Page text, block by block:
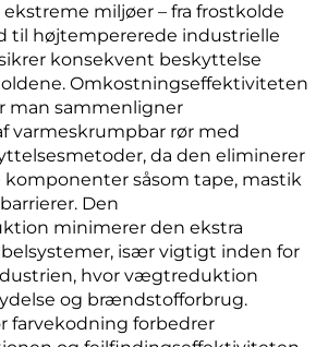
miljøer – fra frostkolde
til højtempererede industrielle
konsekvent beskyttelse
Omkostningseffektiviteten
man sammenligner
varmeskrumpbar rør med
da den eliminerer
komponenter såsom tape, mastik
Den
minimerer den ekstra
især vigtigt inden for
hvor vægtreduktion
og brændstofforbrug.
farvekodning forbedrer